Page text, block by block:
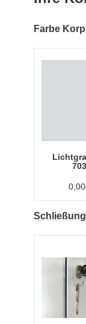
Farbe
Schließung